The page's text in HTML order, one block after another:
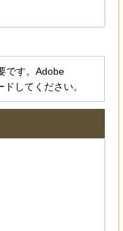
です。Adobe
してください。